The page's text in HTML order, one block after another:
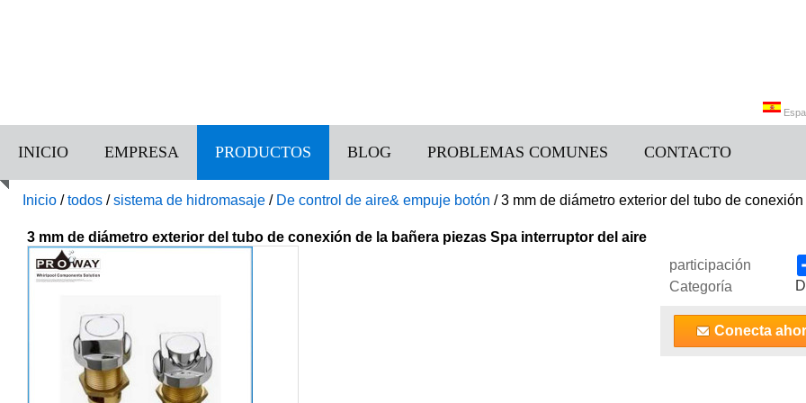
INICIO EMPRESA PRODUCTOS BLOG PROBLEMAS COMUNES CONTACTO
Inicio /todos /sistema de hidromasaje / De control de aire& empuje botón /3 mm de diámetro exterior del tubo de
3 mm de diámetro exterior del tubo de conexión de la bañera piezas Spa interruptor del aire
participación
Categoría
Conecta